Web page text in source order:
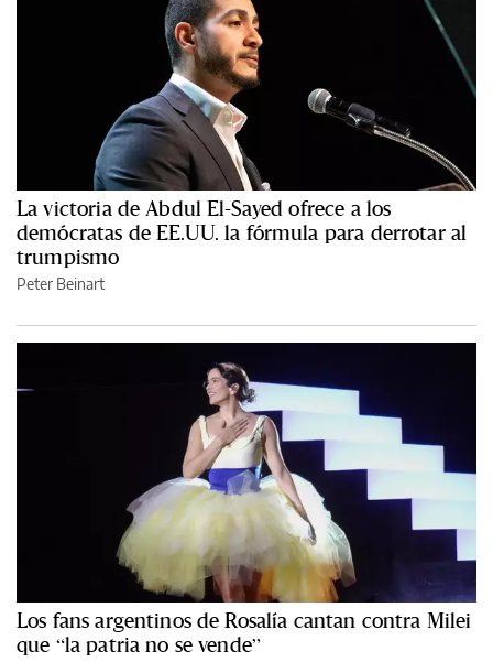
La victoria de Abdul El-Sayed ofrece a los
demócratas de EE.UU. la fórmula para derrotar al
trumpismo
Peter Beinart
Los fans argentinos de Rosalía cantan contra Milei
que “la patria no se vende”